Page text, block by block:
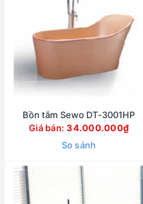
Bồn tắm Sewo DT-3001HP
Giá bán:34.000.000₫
So sánh